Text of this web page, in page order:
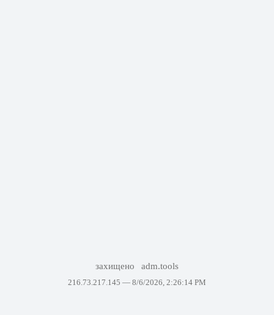
захищено adm.tools
216.73.217.145 — 8/6/2026, 2:26:14 PM